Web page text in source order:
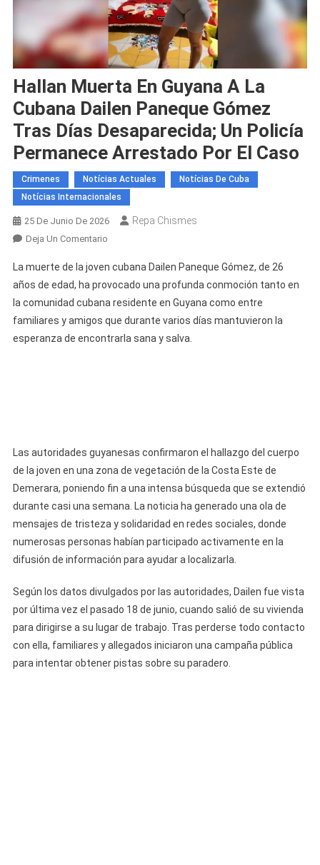
Hallan Muerta En Guyana A La
Cubana Dailen Paneque Gómez
Tras Días Desaparecida; Un Policía
Permanece Arrestado Por El Caso
Crimenes Notícias Actuales
Notícias De Cuba
Notícias Internacionales
25 De Junio De 2026 Repa Chismes
Deja Un ComentarioEn
Muerta
En
Guyana
A
La
Desaparecida;
Un
Policía
Permanece
Arrestado
Caso
La muerte de la joven cubana Dailen Paneque Gómez, de 26
años de edad, ha provocado una profunda conmoción tanto en
la comunidad cubana residente en Guyana como entre
familiares y amigos que durante varios días mantuvieron la
esperanza de encontrarla sana y salva.
Las autoridades guyanesas confirmaron el hallazgo del cuerpo
de la joven en una zona de vegetación de la Costa Este de
Demerara, poniendo fin a una intensa búsqueda que se extendió
durante casi una semana. La noticia ha generado una ola de
mensajes de tristeza y solidaridad en redes sociales, donde
numerosas personas habían participado activamente en la
difusión de información para ayudar a localizarla.
Según los datos divulgados por las autoridades, Dailen fue vista
por última vez el pasado 18 de junio, cuando salió de su vivienda
para dirigirse a su lugar de trabajo. Tras perderse todo contacto
con ella, familiares y allegados iniciaron una campaña pública
para intentar obtener pistas sobre su paradero.